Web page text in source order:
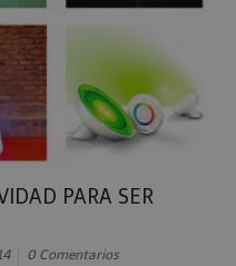
PARA SER
0 Comentarios